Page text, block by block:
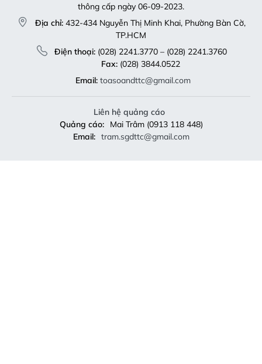
thông cấp ngày 06-09-2023.
Địa chỉ: 432-434 Nguyễn Thị Minh Khai, Phường Bàn Cờ,
TP.HCM
Điện thoại:(028) 2241.3770 – (028) 2241.3760
Fax:(028) 3844.0522
Email: toasoandttc@gmail.com
Liên hệ quảng cáo
Quảng cáo:
Mai Trâm (0913 118 448)
Email: tram.sgdttc@gmail.com